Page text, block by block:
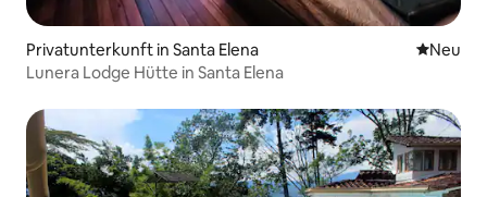
Privatunterkunft in Santa Elena Neue
Neu
Lunera Lodge Hütte in Santa Elena